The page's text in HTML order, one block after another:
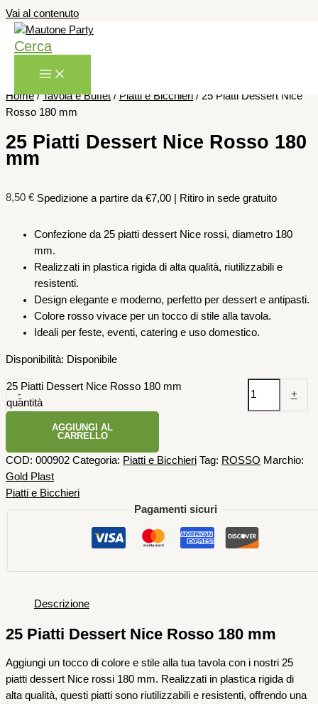
Vai al contenuto
Cerca
Home/Tavola e Buffet / Piatti e Bicchieri / 25 Piatti Dessert Nice
Rosso 180 mm
25 Piatti Dessert Nice Rosso 180
mm
8,50 € Spedizione a partire da €7,00 | Ritiro in sede gratuito
Confezione da 25 piatti dessert Nice rossi, diametro 180
mm.
Realizzati in plastica rigida di alta qualità, riutilizzabili e
resistenti.
Design elegante e moderno, perfetto per dessert e antipasti.
Colore rosso vivace per un tocco di stile alla tavola.
Ideali per feste, eventi, catering e uso domestico.
Disponibilità: Disponibile
-
25 Piatti Dessert Nice Rosso 180 mm
quantità
+
AGGIUNGI AL
CARRELLO
COD: 000902 Categoria: Piatti e Bicchieri Tag: ROSSO Marchio:
Gold Plast
Piatti e Bicchieri
Pagamenti sicuri
Descrizione
25 Piatti Dessert Nice Rosso 180 mm
Aggiungi un tocco di colore e stile alla tua tavola con i nostri 25
piatti dessert Nice rossi 180 mm. Realizzati in plastica rigida di
alta qualità, questi piatti sono riutilizzabili e resistenti, offrendo una